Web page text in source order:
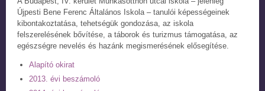
Újpesti Bene Ferenc Általános Iskola – tanulói képességeinek
kibontakoztatása, tehetségük gondozása, az iskola
felszerelésének bővítése, a táborok és turizmus támogatása, az
egészségre nevelés és hazánk megismerésének elősegítése.
Alapító okirat
2013. évi beszámoló